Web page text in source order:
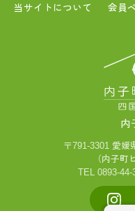
当サイトについて 会員
内
〒791-3301 愛媛
（内子町
TEL 0893-44-